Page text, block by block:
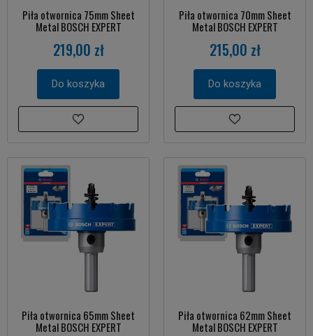
Piła otwornica 75mm Sheet
Metal BOSCH EXPERT
219,00 zł
Do koszyka
Piła otwornica 70mm Sheet
Metal BOSCH EXPERT
215,00 zł
Do koszyka
Piła otwornica 65mm Sheet
Metal BOSCH EXPERT
Piła otwornica 62mm Sheet
Metal BOSCH EXPERT